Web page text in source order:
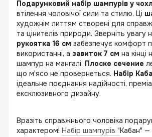
Подарунковий набір шампурів у
втілення чоловічої сили та стилю. Ці
художнім литтям створені для
та цінителів природи. Зверніть увагу
рукоятка 16 см забезпечує комфорт
використанні, а завиток 7 см на кінці
шампур на мангалі. Плоске сечение
що м'ясо не провернеться. Набір
ідеальне поєднання надійності,
ексклюзивного дизайну.
Вразіть справжнього чоловіка
характером! Набір шампурів "Кабан"